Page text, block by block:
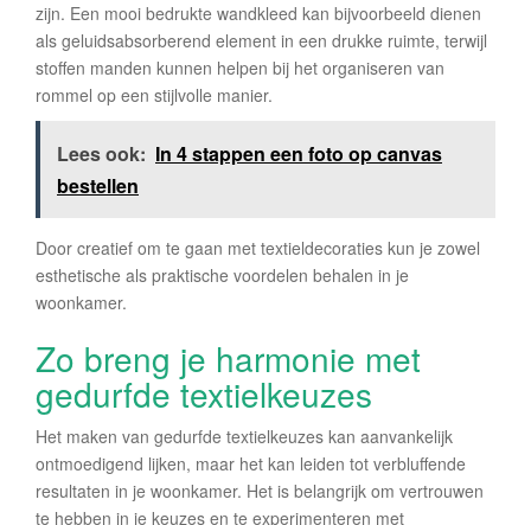
zijn. Een mooi bedrukte wandkleed kan bijvoorbeeld dienen
als geluidsabsorberend element in een drukke ruimte, terwijl
stoffen manden kunnen helpen bij het organiseren van
rommel op een stijlvolle manier.
Lees ook: In 4 stappen een foto op canvas
bestellen
Door creatief om te gaan met textieldecoraties kun je zowel
esthetische als praktische voordelen behalen in je
woonkamer.
Zo breng je harmonie met
gedurfde textielkeuzes
Het maken van gedurfde textielkeuzes kan aanvankelijk
ontmoedigend lijken, maar het kan leiden tot verbluffende
resultaten in je woonkamer. Het is belangrijk om vertrouwen
te hebben in je keuzes en te experimenteren met